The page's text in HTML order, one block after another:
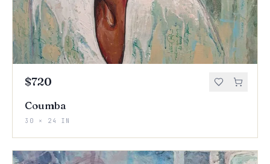
$720
Coumba
30 × 24 IN